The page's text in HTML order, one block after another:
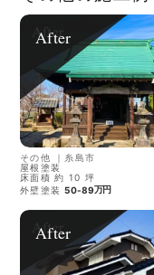
After
その他 ｜ 糸島市
屋根塗装
床面積 約 10 坪
外壁塗装 50-89万円
After